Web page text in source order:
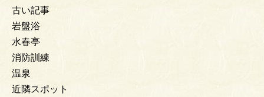
古い記事
岩盤浴
水春亭
消防訓練
温泉
近隣スポット